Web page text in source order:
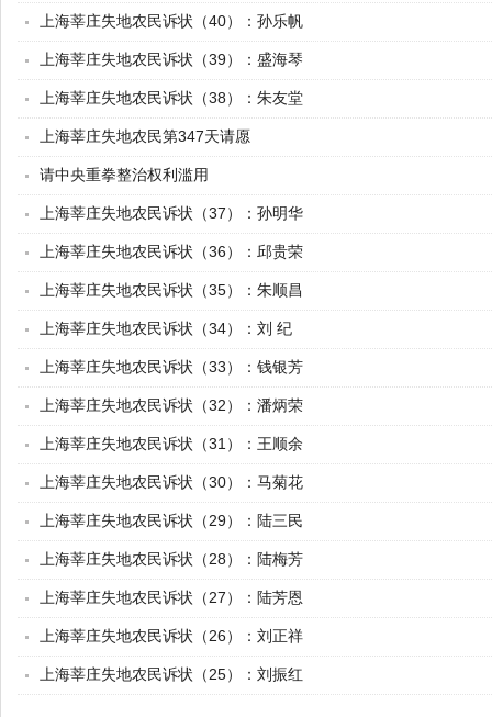
上海莘庄失地农民诉状（40）：孙乐帆
上海莘庄失地农民诉状（39）：盛海琴
上海莘庄失地农民诉状（38）：朱友堂
上海莘庄失地农民第347天请愿
请中央重拳整治权利滥用
上海莘庄失地农民诉状（37）：孙明华
上海莘庄失地农民诉状（36）：邱贵荣
上海莘庄失地农民诉状（35）：朱顺昌
上海莘庄失地农民诉状（34）：刘 纪
上海莘庄失地农民诉状（33）：钱银芳
上海莘庄失地农民诉状（32）：潘炳荣
上海莘庄失地农民诉状（31）：王顺余
上海莘庄失地农民诉状（30）：马菊花
上海莘庄失地农民诉状（29）：陆三民
上海莘庄失地农民诉状（28）：陆梅芳
上海莘庄失地农民诉状（27）：陆芳恩
上海莘庄失地农民诉状（26）：刘正祥
上海莘庄失地农民诉状（25）：刘振红